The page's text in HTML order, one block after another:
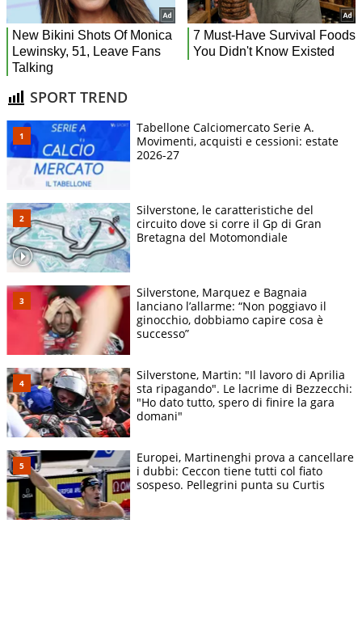
SPORT TREND
Tabellone Calciomercato Serie A.
Movimenti, acquisti e cessioni: estate
2026-27
Silverstone, le caratteristiche del
circuito dove si corre il Gp di Gran
Bretagna del Motomondiale
Silverstone, Marquez e Bagnaia
lanciano l’allarme: “Non poggiavo il
ginocchio, dobbiamo capire cosa è
successo”
Silverstone, Martin: "Il lavoro di Aprilia
sta ripagando". Le lacrime di Bezzecchi:
"Ho dato tutto, spero di finire la gara
domani"
Europei, Martinenghi prova a cancellare
i dubbi: Ceccon tiene tutti col fiato
sospeso. Pellegrini punta su Curtis